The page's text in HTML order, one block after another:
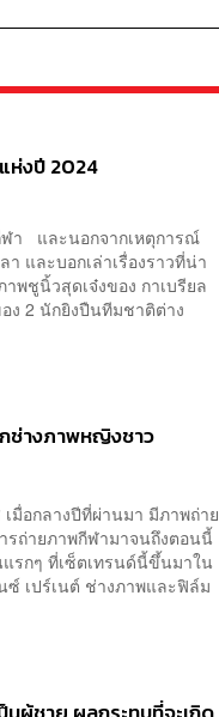
ห่งปี 2024
ฬา และนอกจากเหตุการณ์
และบอกเล่าเรื่องราวที่น่า
พชูนิ้วสุดเจ๋งของ กาเบรียล
ง 2 นักยิงปืนทีมชาติต่าง
ช่างภาพหญิงชาว
มื่อกลางปีที่ผ่านมา มีภาพถ่าย
รถ่ายภาพกีฬามาจนถึงตอนนี้
รกๆ ที่เซ็ตเทรนด์นี้ขึ้นมาใน
เปร์เนต์ ช่างภาพและฟิล์ม